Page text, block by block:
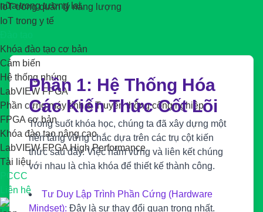
IoT trong quản lý năng lượng
IoT trong y tế
Khóa đào tạo cơ bản
Cảm biến
Hệ thống nhúng
LabVIEW FPGA
Phần cứng máy tính & Truyền thông công nghiệp
FPGA cơ bản
Khóa đào tạo nâng cao
LabVIEW FPGA High Performance
Tài liệu
PCCC
Liên hệ
nữa trong tương lai.
Phần 1: Hệ Thống Hóa
Các Kiến Thức Cốt Lõi
Trong suốt khóa học, chúng ta đã xây dựng một
nền tảng vững chắc dựa trên các trụ cột kiến
thức sau đây. Việc nắm vững và liên kết chúng
với nhau là chìa khóa để thiết kế thành công.
Tư Duy Lập Trình Phần Cứng (Hardware
Mindset): Đây là sự thay đổi quan trọng nhất.